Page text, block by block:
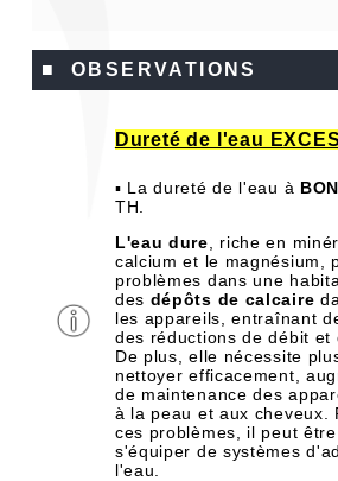
■ OBSERVATIONS
Dureté de l'eau
▪ La dureté de l'eau à
TH.
L'eau dure , riche en
calcium et le magnésium,
problèmes dans une
des dépôts de calcaire
les appareils, entraînant
des réductions de débit et
De plus, elle nécessite
nettoyer efficacement,
de maintenance des
à la peau et aux cheveux.
ces problèmes, il peut
s'équiper de systèmes
l'eau.